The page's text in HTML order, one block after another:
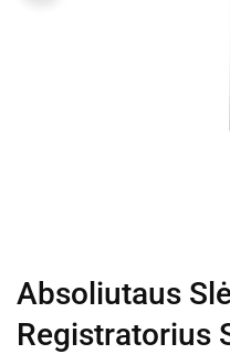
Absoliutaus
Registratorius